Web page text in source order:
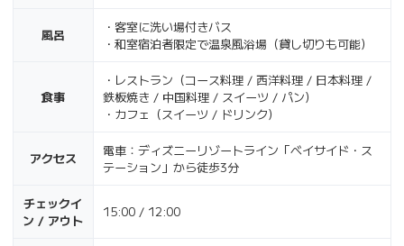
風呂
・客室に洗い場付きバス
・和室宿泊者限定で温泉風浴場（貸し切りも可能）
食事
・レストラン（コース料理 / 西洋料理 / 日本料理 /
鉄板焼き / 中国料理 / スイーツ / パン）
・カフェ（スイーツ / ドリンク）
アクセス
電車：ディズニーリゾートライン「ベイサイド・ス
テーション」から徒歩3分
チェックイ
ン / アウト
15:00 / 12:00